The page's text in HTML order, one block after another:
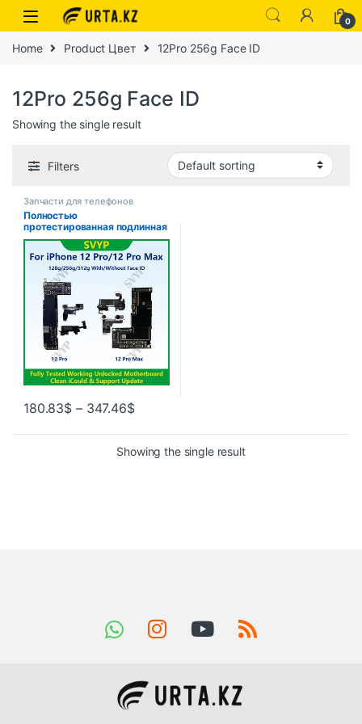
0
Home Product Цвет 12Pro 256g Face ID
12Pro 256g Face ID
Showing the single result
Filters
Запчасти для телефонов
Полностью
протестированная подлинная
материнская плата для
iPhone 12 Pro Max, 128 г/256
г, разблокированная
материнская плата с
лицевым идентификатором,
очищенная iCloud, быстрая
доставка
180.83$ – 347.46$
Showing the single result